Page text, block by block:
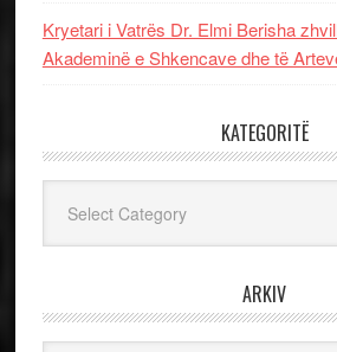
Kryetari i Vatrës Dr. Elmi Berisha
Akademinë e Shkencave dhe të
KATEGORITË
ARKIV